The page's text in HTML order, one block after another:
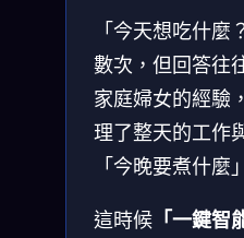
「今天想吃什
數次，但回答往
家庭婦女的經驗
理了整天的工作
「今晚要煮什麼
這時候 「一鍵智